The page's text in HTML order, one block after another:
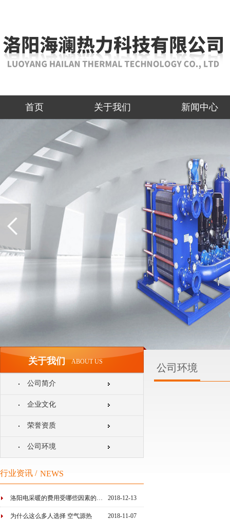
首页 关于我们 新闻中心
关于我们 ABOUT US
公司简介
企业文化
荣誉资质
公司环境
行业资讯 / NEWS
洛阳电采暖的费用受哪些因素的… 2018-12-13
为什么这么多人选择 空气源热 2018-11-07
公司环境